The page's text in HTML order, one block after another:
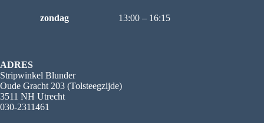
zondag 13:00 – 16:15
ADRES
Stripwinkel Blunder
Oude Gracht 203 (Tolsteegzijde)
3511 NH Utrecht
030-2311461